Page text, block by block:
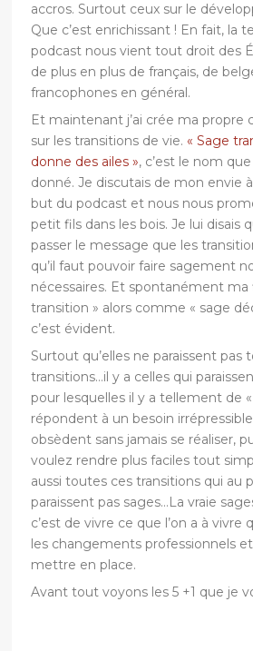
accros. Surtout ceux sur le
Que c’est enrichissant ! En fait, la
podcast nous vient tout droit des
de plus en plus de français, de
francophones en général.
Et maintenant j’ai crée ma propre
sur les transitions de vie. « Sage
donne des ailes », c’est le nom
donné. Je discutais de mon envie
but du podcast et nous nous
petit fils dans les bois. Je lui disais
passer le message que les
qu’il faut pouvoir faire sagement
nécessaires. Et spontanément ma
transition » alors comme « sage
c’est évident.
Surtout qu’elles ne paraissent pas
transitions…il y a celles qui
pour lesquelles il y a tellement de
répondent à un besoin
obsèdent sans jamais se réaliser,
voulez rendre plus faciles tout
aussi toutes ces transitions qui au
paraissent pas sages…La vraie
c’est de vivre ce que l’on a à vivre
les changements professionnels
mettre en place.
Avant tout voyons les 5 +1 que je